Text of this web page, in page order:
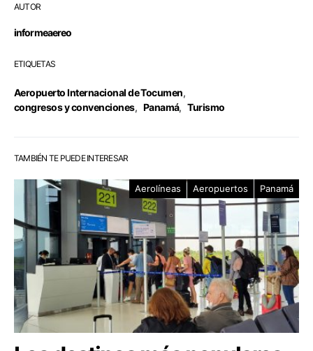
AUTOR
informeaereo
ETIQUETAS
Aeropuerto Internacional de Tocumen,
congresos y convenciones, Panamá, Turismo
TAMBIÉN TE PUEDE INTERESAR
Aerolíneas Aeropuertos Panamá